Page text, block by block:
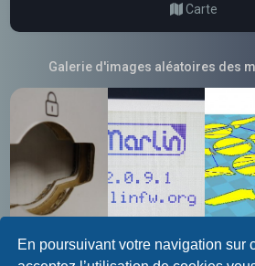
En poursuivant votre navigation sur
Carte
Galerie d'images aléatoires des